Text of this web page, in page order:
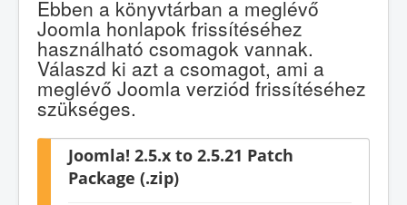
Ebben a könyvtárban a meglévő
Joomla honlapok frissítéséhez
használható csomagok vannak.
Válaszd ki azt a csomagot, ami a
meglévő Joomla verziód frissítéséhez
szükséges.
Joomla! 2.5.x to 2.5.21 Patch
Package (.zip)